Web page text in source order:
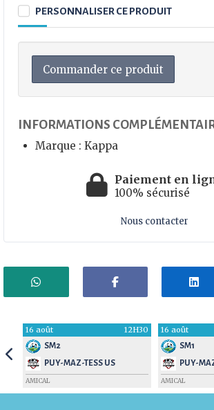
PERSONNALISER CE PRODUIT
Commander ce produit
INFORMATIONS
Marque : Kappa
Paiement en
100% sécurisé
Nous contacter
16 août 12H30
SM2
PUY-MAZ-TESS US
AMICAL
16 août
SM1
PUY-
AMICAL